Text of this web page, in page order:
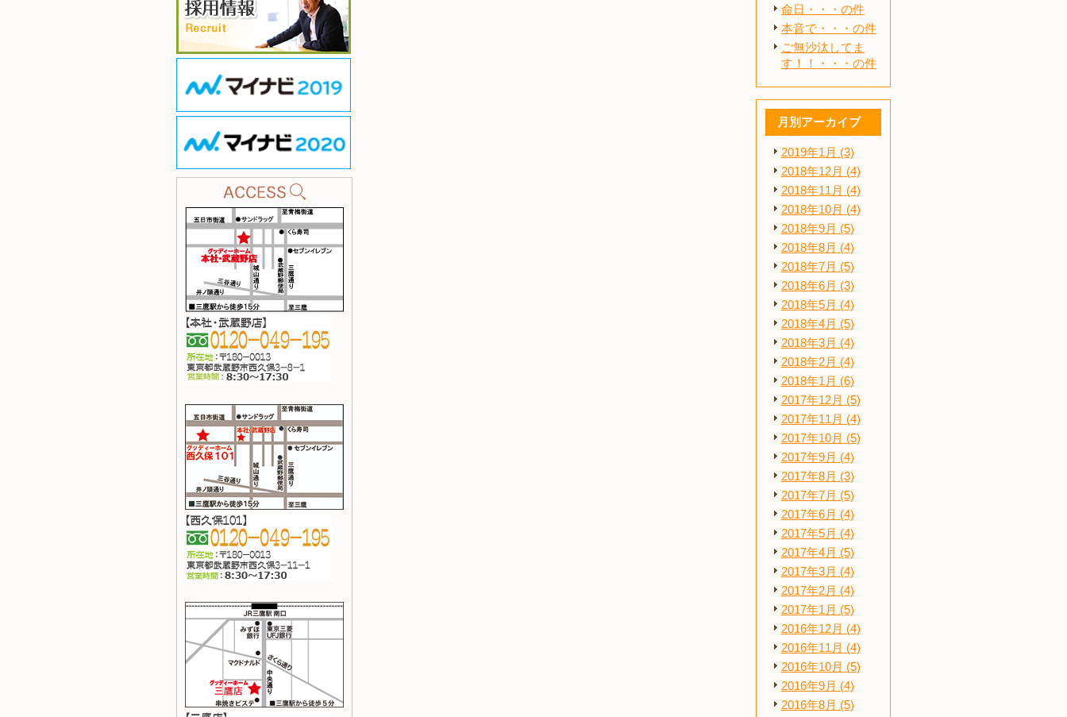
命日・・・の件
本音で・・・の件
ご無沙汰してま
す！！・・・の件
月別アーカイブ
2019年1月 (3)
2018年12月 (4)
2018年11月 (4)
2018年10月 (4)
2018年9月 (5)
2018年8月 (4)
2018年7月 (5)
2018年6月 (3)
2018年5月 (4)
2018年4月 (5)
2018年3月 (4)
2018年2月 (4)
2018年1月 (6)
2017年12月 (5)
2017年11月 (4)
2017年10月 (5)
2017年9月 (4)
2017年8月 (3)
2017年7月 (5)
2017年6月 (4)
2017年5月 (4)
2017年4月 (5)
2017年3月 (4)
2017年2月 (4)
2017年1月 (5)
2016年12月 (4)
2016年11月 (4)
2016年10月 (5)
2016年9月 (4)
2016年8月 (5)